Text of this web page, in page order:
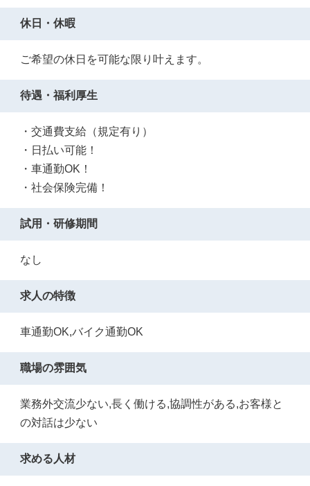
休日・休暇
ご希望の休日を可能な限り叶えます。
待遇・福利厚生
・交通費支給（規定有り）
・日払い可能！
・車通勤OK！
・社会保険完備！
試用・研修期間
なし
求人の特徴
車通勤OK,バイク通勤OK
職場の雰囲気
業務外交流少ない,長く働ける,協調性がある,お客様と
の対話は少ない
求める人材